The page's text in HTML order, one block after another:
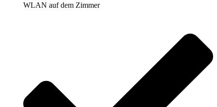
WLAN auf dem Zimmer